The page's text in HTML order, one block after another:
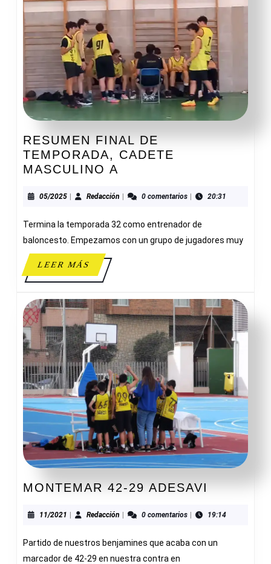
RESUMEN FINAL DE
TEMPORADA, CADETE
MASCULINO A
DE
CADETE
MASCULINO
05/202505/2025
| Redacción Redacción
| 0 comentarios | 20:31
Termina la temporada 32 como entrenador de
baloncesto. Empezamos con un grupo de jugadores muy
LEER MÁSLEER
MÁS
MONTEMAR 42-29 ADESAVI
29
11/2021 11/2021
| Redacción Redacción
| 0 comentarios | 19:14
Partido de nuestros benjamines que acaba con un
marcador de 42-29 en nuestra contra en